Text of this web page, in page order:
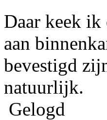
Daar keek
aan
bevestigd
natuurlijk.
Gelogd